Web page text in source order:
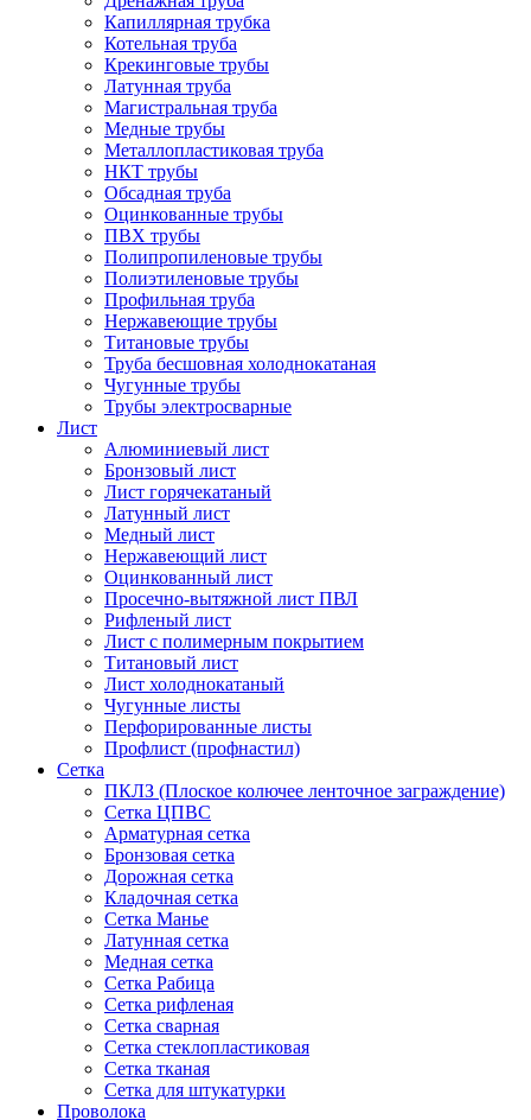
Капиллярная трубка
Котельная труба
Крекинговые трубы
Латунная труба
Магистральная труба
Медные трубы
Металлопластиковая труба
НКТ трубы
Обсадная труба
Оцинкованные трубы
ПВХ трубы
Полипропиленовые трубы
Полиэтиленовые трубы
Профильная труба
Нержавеющие трубы
Титановые трубы
Труба бесшовная холоднокатаная
Чугунные трубы
Трубы электросварные
Лист
Алюминиевый лист
Бронзовый лист
Лист горячекатаный
Латунный лист
Медный лист
Нержавеющий лист
Оцинкованный лист
Просечно-вытяжной лист ПВЛ
Рифленый лист
Лист с полимерным покрытием
Титановый лист
Лист холоднокатаный
Чугунные листы
Перфорированные листы
Профлист (профнастил)
Сетка
ПКЛЗ (Плоское колючее ленточное заграждение)
Сетка ЦПВС
Арматурная сетка
Бронзовая сетка
Дорожная сетка
Кладочная сетка
Сетка Манье
Латунная сетка
Медная сетка
Сетка Рабица
Сетка рифленая
Сетка сварная
Сетка стеклопластиковая
Сетка тканая
Сетка для штукатурки
Проволока